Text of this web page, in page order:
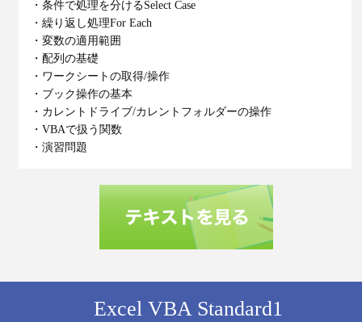
・条件で処理を分けるSelect Case
・繰り返し処理For Each
・変数の適用範囲
・配列の基礎
・ワークシートの取得/操作
・ブック操作の基本
・カレントドライブ/カレントフォルダーの操作
・VBAで扱う関数
・演習問題
Excel VBA Standard1